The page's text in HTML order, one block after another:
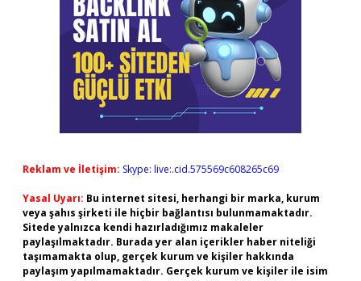
Reklam ve İletişim: Skype: live:.cid.575569c608265c69
Yasal Uyarı: Bu internet sitesi, herhangi bir marka, kurum
veya şahıs şirketi ile hiçbir bağlantısı bulunmamaktadır.
Sitede yalnızca kendi hazırladığımız makaleler
paylaşılmaktadır. Burada yer alan içerikler haber niteliği
taşımamakta olup, gerçek kurum ve kişiler hakkında
paylaşım yapılmamaktadır. Gerçek kurum ve kişiler ile isim